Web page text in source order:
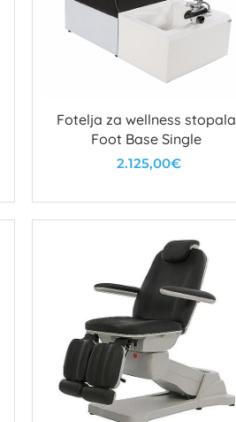
Fotelja za wellness stopala
Foot Base Single
2.125,00€
U košaricu